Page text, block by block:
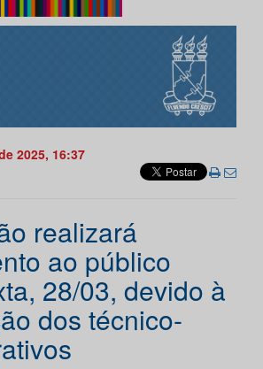
2025, 16:37
realizará
ao público
28/03, devido à
dos técnico-